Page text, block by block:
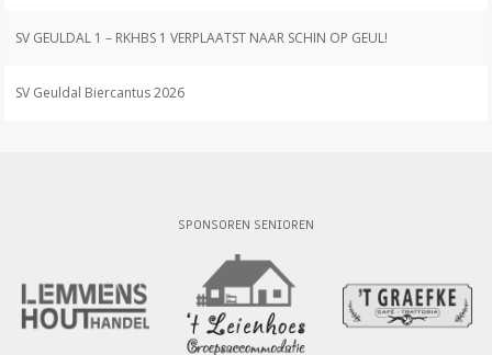
SV GEULDAL 1 – RKHBS 1 VERPLAATST NAAR SCHIN OP GEUL!
SV Geuldal Biercantus 2026
SPONSOREN SENIOREN